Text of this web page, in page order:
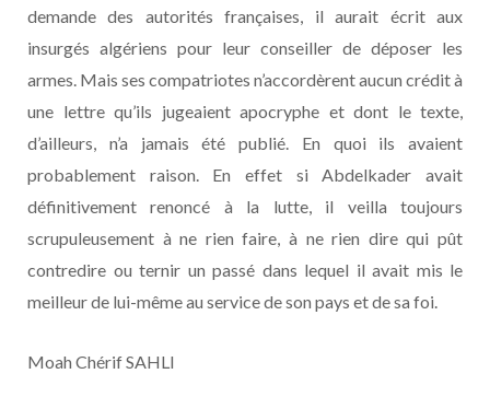
demande des autorités françaises, il aurait écrit aux
insurgés algériens pour leur conseiller de déposer les
armes. Mais ses compatriotes n’accordèrent aucun crédit à
une lettre qu’ils jugeaient apocryphe et dont le texte,
d’ailleurs, n’a jamais été publié. En quoi ils avaient
probablement raison. En effet si Abdelkader avait
définitivement renoncé à la lutte, il veilla toujours
scrupuleusement à ne rien faire, à ne rien dire qui pût
contredire ou ternir un passé dans lequel il avait mis le
meilleur de lui-même au service de son pays et de sa foi.
Moah Chérif SAHLI